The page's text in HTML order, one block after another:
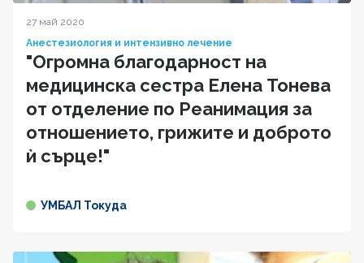
27 май 2020
Анестезиология и интензивно лечение
"Огромна благодарност на
медицинска сестра Елена Тонева
от отделение по Реанимация за
отношението, грижите и доброто
ѝ сърце!"
УМБАЛ Токуда